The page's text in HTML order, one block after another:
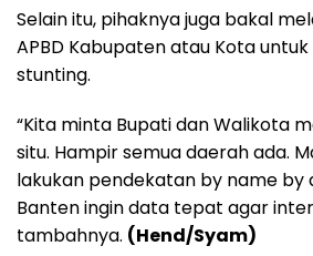
Selain itu, pihaknya juga bakal
APBD Kabupaten atau Kota
stunting.
“Kita minta Bupati dan Walikota
situ. Hampir semua daerah ada.
lakukan pendekatan by name by
Banten ingin data tepat agar
tambahnya. (Hend/Syam)